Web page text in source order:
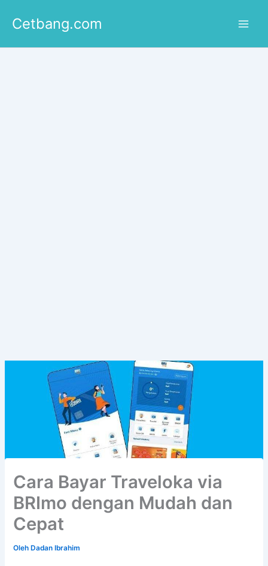
Cetbang.com
Cara Bayar Traveloka via
BRImo dengan Mudah dan
Cepat
Oleh Dadan Ibrahim